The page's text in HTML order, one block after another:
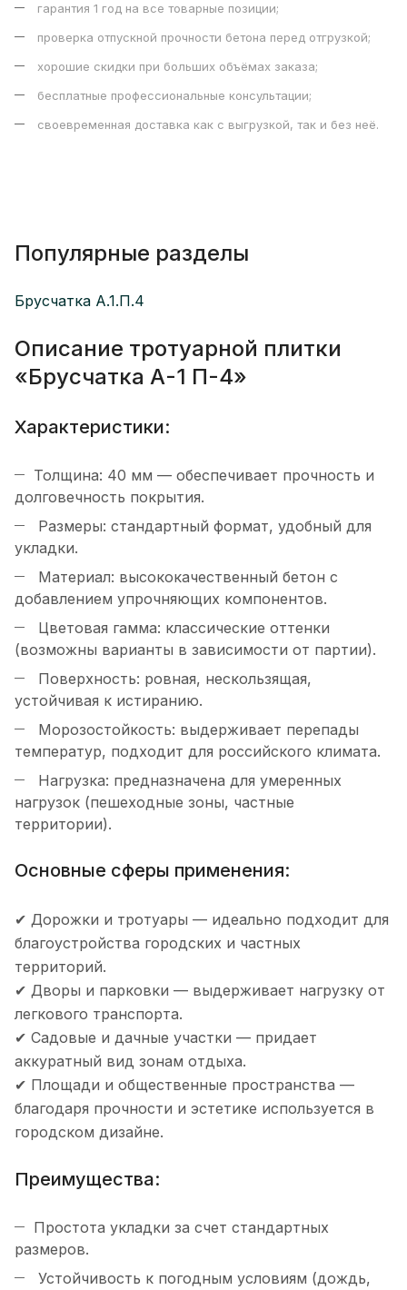
гарантия 1 год на все товарные позиции;
проверка отпускной прочности бетона перед отгрузкой;
хорошие скидки при больших объёмах заказа;
бесплатные профессиональные консультации;
своевременная доставка как с выгрузкой, так и без неё.
Популярные разделы
Брусчатка А.1.П.4
Описание тротуарной плитки
«Брусчатка А-1 П-4»
Характеристики:
Толщина: 40 мм — обеспечивает прочность и
долговечность покрытия.
Размеры: стандартный формат, удобный для
укладки.
Материал: высококачественный бетон с
добавлением упрочняющих компонентов.
Цветовая гамма: классические оттенки
(возможны варианты в зависимости от партии).
Поверхность: ровная, нескользящая,
устойчивая к истиранию.
Морозостойкость: выдерживает перепады
температур, подходит для российского климата.
Нагрузка: предназначена для умеренных
нагрузок (пешеходные зоны, частные
территории).
Основные сферы применения:
✔ Дорожки и тротуары — идеально подходит для
благоустройства городских и частных
территорий.
✔ Дворы и парковки — выдерживает нагрузку от
легкового транспорта.
✔ Садовые и дачные участки — придает
аккуратный вид зонам отдыха.
✔ Площади и общественные пространства —
благодаря прочности и эстетике используется в
городском дизайне.
Преимущества:
Простота укладки за счет стандартных
размеров.
Устойчивость к погодным условиям (дождь,